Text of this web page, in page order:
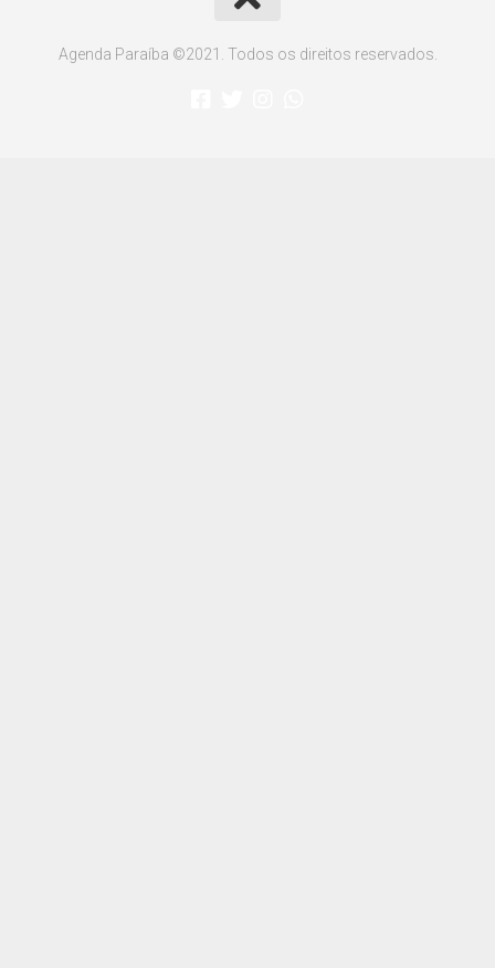
Agenda Paraíba ©2021. Todos os direitos reservados.